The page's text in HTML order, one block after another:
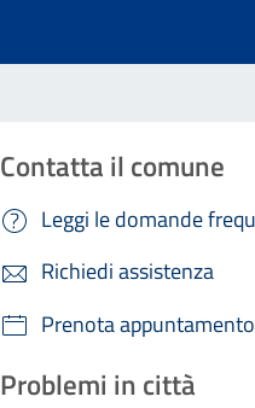
Contatta il comune
Leggi le domande
Richiedi assistenza
Prenota appuntamento
Problemi in città